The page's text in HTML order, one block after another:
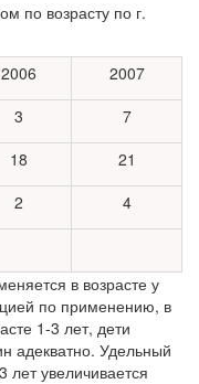
по возрасту по г.
2006
2007
3
7
18
21
2
4
в возрасте у
по применению, в
1-3 лет, дети
адекватно. Удельный
лет увеличивается